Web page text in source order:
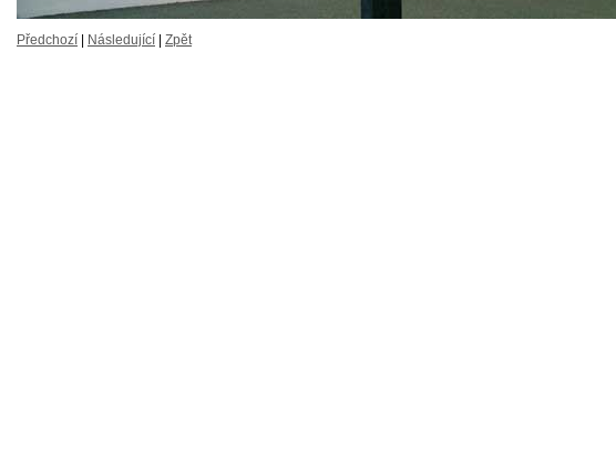
Předchozí Následující Zpět